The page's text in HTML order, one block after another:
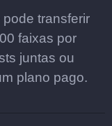
transferir
faixas por
juntas ou
plano pago.